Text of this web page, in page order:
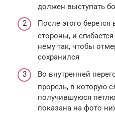
должен выступать
После этого берется
стороны, и
нему так, чтобы
сохранился
Во внутренней
прорезь, в которую
получившуюся
показана на фото